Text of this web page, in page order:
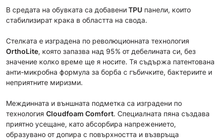
В средата на обувката са добавениTPU панели, които
стабилизират крака в областта на свода.
Стелката е изградена по революционната технология
OrthoLite, която запазва над 95% от дебелината си, без
значение колко време ще я носите. Тя съдържа патентована
анти-микробна формула за борба с гъбичките, бактериите и
неприятните миризми.
Mеждинната и външната подметка са изградени по
технология Cloudfoam Comfort. Специалната пяна създава
приятно усещане, като абсорбира напрежението,
образувано от допира с повърхността и възвръща